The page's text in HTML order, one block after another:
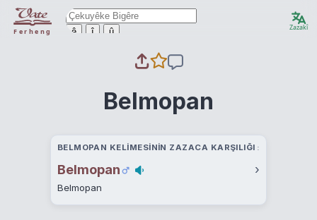
Ferheng ê î û Zazakî
Belmopan
BELMOPAN KELIMESININ ZAZACA KARŞILIĞI
Belmopan ›
Belmopan